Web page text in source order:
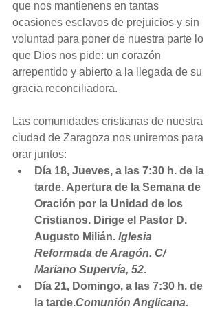
que nos mantienens en tantas
ocasiones esclavos de prejuicios y sin
voluntad para poner de nuestra parte lo
que Dios nos pide: un corazón
arrepentido y abierto a la llegada de su
gracia reconciliadora.
Las comunidades cristianas de nuestra
ciudad de Zaragoza nos uniremos para
orar juntos:
Día 18, Jueves, a las 7:30 h. de la
tarde. Apertura de la Semana de
Oración por la Unidad de los
Cristianos. Dirige el Pastor D.
Augusto Milián. Iglesia
Reformada de Aragón. C/
Mariano Supervía, 52.
Día 21, Domingo, a las 7:30 h. de
la tarde.Comunión Anglicana.